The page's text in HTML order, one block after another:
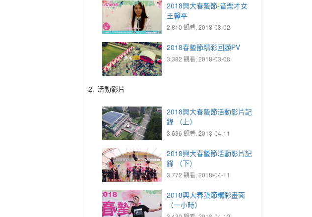
2018興大春蟄節-音樂才女
王馨平
2,810 觀看, 2018-03-02
2018春蟄節精彩回顧PV
3,382 觀看, 2018-03-08
2. 活動影片
2018興大春蟄節活動影片記
錄 （上）
3,636 觀看, 2018-04-11
2018興大春蟄節活動影片記
錄 （下）
3,772 觀看, 2018-04-11
2018興大春蟄節精彩畫面
（一小時）